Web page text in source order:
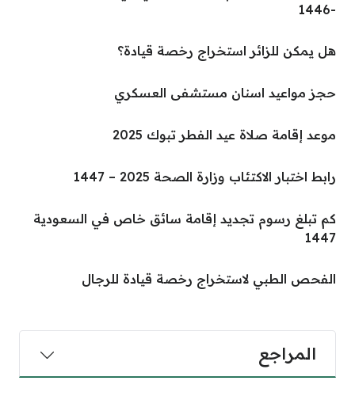
-1446
هل يمكن للزائر استخراج رخصة قيادة؟
حجز مواعيد اسنان مستشفى العسكري
موعد إقامة صلاة عيد الفطر تبوك 2025
رابط اختبار الاكتئاب وزارة الصحة 2025 – 1447
كم تبلغ رسوم تجديد إقامة سائق خاص في السعودية
1447
الفحص الطبي لاستخراج رخصة قيادة للرجال
المراجع